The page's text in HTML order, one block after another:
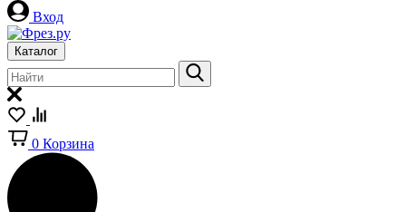
Вход
Каталог
0 Корзина